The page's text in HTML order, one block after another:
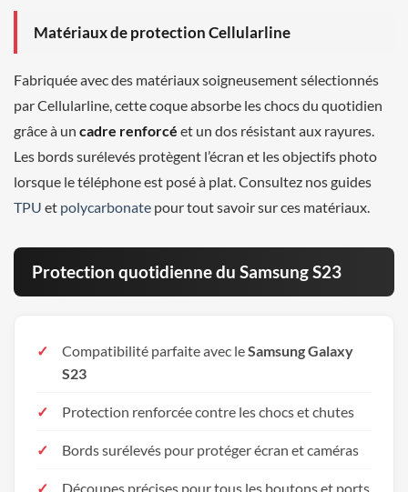
Matériaux de protection Cellularline
Fabriquée avec des matériaux soigneusement sélectionnés
par Cellularline, cette coque absorbe les chocs du quotidien
grâce à un cadre renforcé et un dos résistant aux rayures.
Les bords surélevés protègent l’écran et les objectifs photo
lorsque le téléphone est posé à plat. Consultez nos guides
TPU et polycarbonate pour tout savoir sur ces matériaux.
Protection quotidienne du Samsung S23
Compatibilité parfaite avec leSamsung Galaxy
S23
Protection renforcée contre les chocs et chutes
Bords surélevés pour protéger écran et caméras
Découpes précises pour tous les boutons et ports